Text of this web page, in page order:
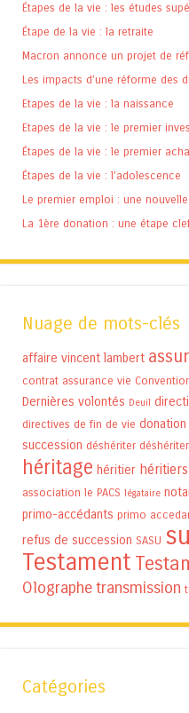
Étapes de la vie : les études
Étape de la vie : la retraite
Macron annonce un projet de
Les impacts d’une réforme des
Etapes de la vie : la naissance
Etapes de la vie : le premier
Étapes de la vie : le premier
Étapes de la vie : l’adolescence
Le premier emploi : une
La 1ère donation : une étape
Nuage de mots-clés
affaire vincent lambert
contrat assurance vie
Dernières volontés Deuil
directives de fin de vie donation
succession déshériter
héritage héritier héritiers
association le PACS légataire
primo-accédants primo
refus de succession SASU
Testament
Olographetransmission
Catégories